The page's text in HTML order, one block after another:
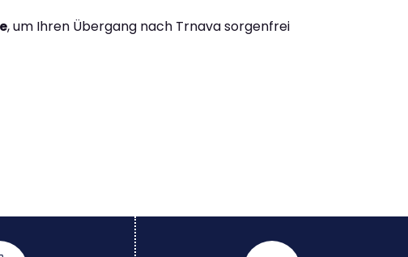
, um Ihren Übergang nach Trnava sorgenfrei